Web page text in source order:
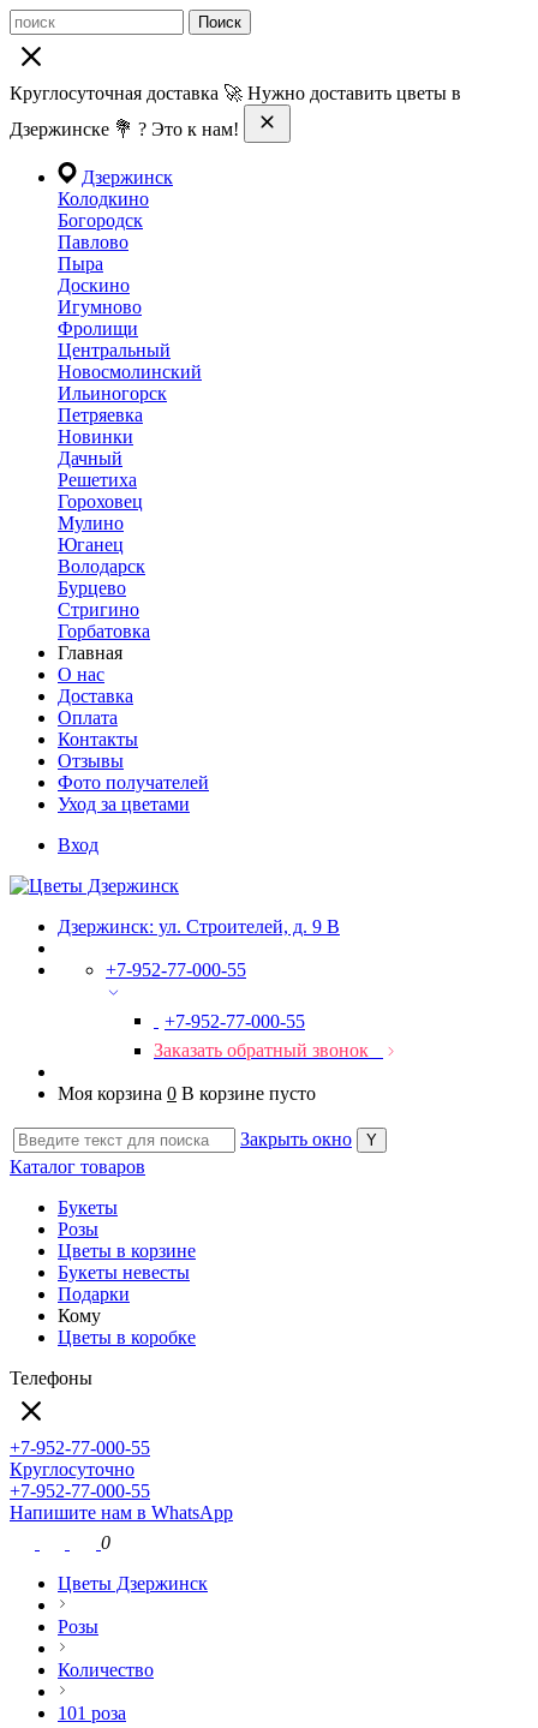
Поиск
Круглосуточная доставка 🚀 Нужно доставить цветы в
Дзержинске 💐 ? Это к нам!
Дзержинск
Колодкино
Богородск
Павлово
Пыра
Доскино
Игумново
Фролищи
Центральный
Новосмолинский
Ильиногорск
Петряевка
Новинки
Дачный
Решетиха
Гороховец
Мулино
Юганец
Володарск
Бурцево
Стригино
Горбатовка
Главная
О нас
Доставка
Оплата
Контакты
Отзывы
Фото получателей
Уход за цветами
Вход
Дзержинск: ул. Строителей, д. 9 В
+7-952-77-000-55
+7-952-77-000-55
Заказать обратный звонок
Моя корзина 0 В корзине пусто
Закрыть окно
Каталог товаров
Букеты
Розы
Цветы в корзине
Букеты невесты
Подарки
Кому
Цветы в коробке
Телефоны
+7-952-77-000-55
Круглосуточно
+7-952-77-000-55
Напишите нам в WhatsApp
0
Цветы Дзержинск
Розы
Количество
101 роза